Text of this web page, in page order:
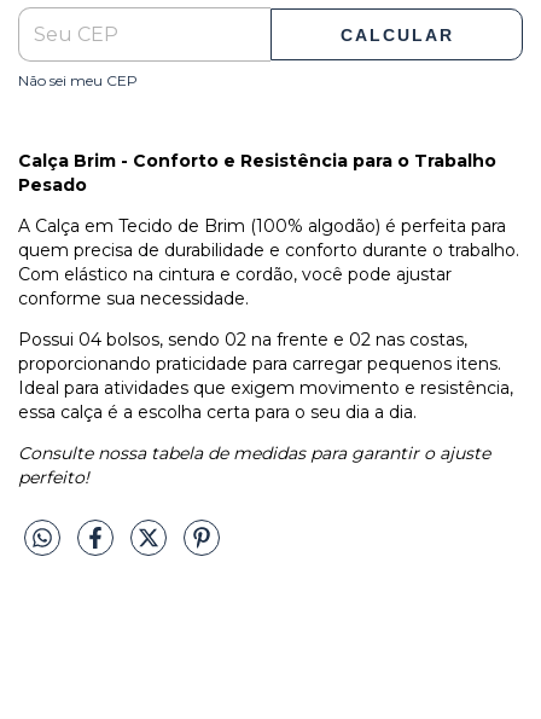
CALCULAR
Não sei meu CEP
Calça Brim - Conforto e Resistência para o Trabalho
Pesado
A Calça em Tecido de Brim (100% algodão) é perfeita para
quem precisa de durabilidade e conforto durante o trabalho.
Com elástico na cintura e cordão, você pode ajustar
conforme sua necessidade.
Possui 04 bolsos, sendo 02 na frente e 02 nas costas,
proporcionando praticidade para carregar pequenos itens.
Ideal para atividades que exigem movimento e resistência,
essa calça é a escolha certa para o seu dia a dia.
Consulte nossa tabela de medidas para garantir o ajuste
perfeito!